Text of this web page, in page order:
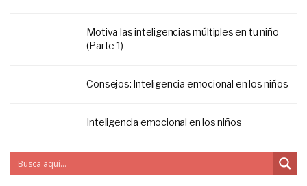
Motiva las inteligencias múltiples en tu niño
(Parte 1)
Consejos: Inteligencia emocional en los niños
Inteligencia emocional en los niños